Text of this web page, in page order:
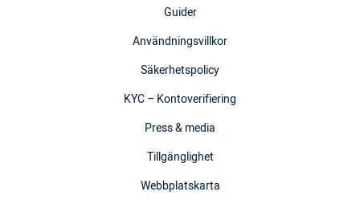
Guider
Användningsvillkor
Säkerhetspolicy
KYC – Kontoverifiering
Press & media
Tillgänglighet
Webbplatskarta